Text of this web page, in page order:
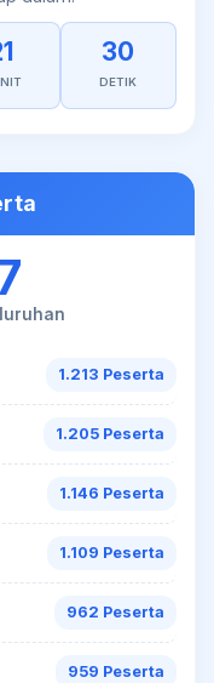
30
DETIK
1.213 Peserta
1.205 Peserta
1.146 Peserta
1.109 Peserta
962 Peserta
959 Peserta